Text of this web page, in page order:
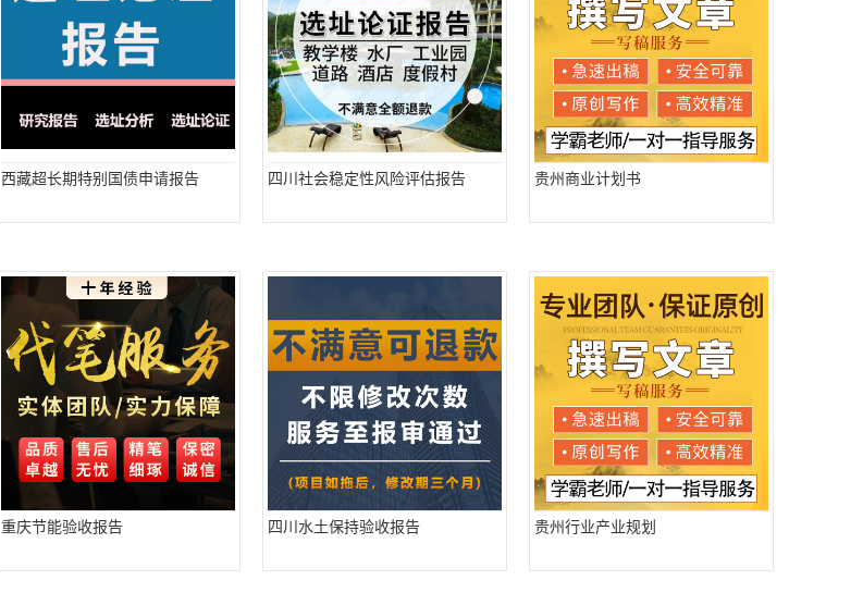
西藏超长期特别国债申请报告 四川社会稳定性风险评估报告 贵州商业计划书
重庆节能验收报告 四川水土保持验收报告 贵州行业产业规划